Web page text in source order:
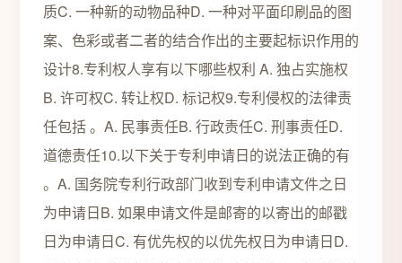
质C. 一种新的动物品种D. 一种对平面印刷品的图
案、色彩或者二者的结合作出的主要起标识作用的
设计8.专利权人享有以下哪些权利 A. 独占实施权
B. 许可权C. 转让权D. 标记权9.专利侵权的法律责
任包括 。A. 民事责任B. 行政责任C. 刑事责任D.
道德责任10.以下关于专利申请日的说法正确的有
。A. 国务院专利行政部门收到专利申请文件之日
为申请日B. 如果申请文件是邮寄的以寄出的邮戳
日为申请日C. 有优先权的以优先权日为申请日D.